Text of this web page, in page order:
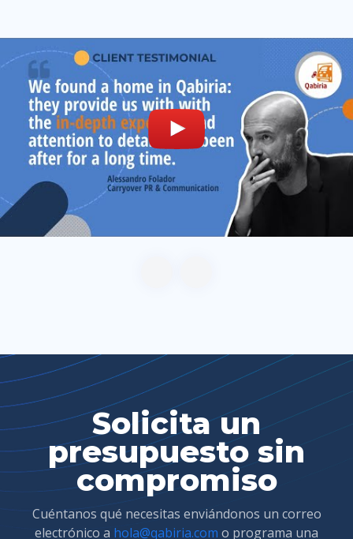
Solicita un
presupuesto sin
compromiso
Cuéntanos qué necesitas enviándonos un correo
electrónico a hola@qabiria.com o programa una